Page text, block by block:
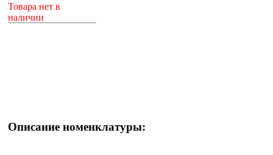
Товара нет в
наличии
Описание номенклатуры: